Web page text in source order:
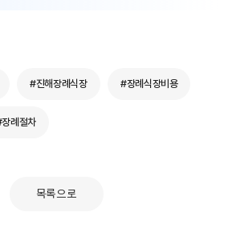
#진해장례식장 #장례식장비용
례절차
목록으로